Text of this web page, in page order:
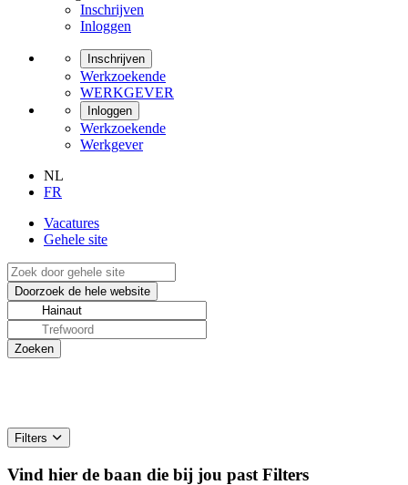
Inschrijven
Inloggen
Inschrijven
Werkzoekende
WERKGEVER
Inloggen
Werkzoekende
Werkgever
NL
FR
Vacatures
Gehele site
Filters
Vind hier de baan die bij jou past Filters